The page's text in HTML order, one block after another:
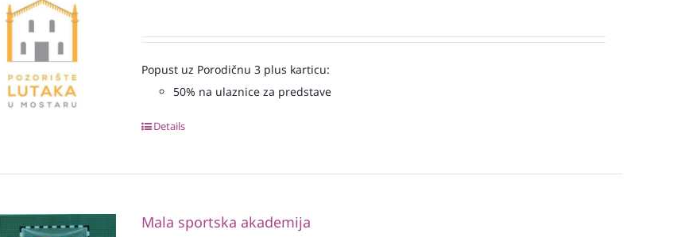
Popust uz Porodičnu 3 plus karticu:
50% na ulaznice za predstave
Details
Mala sportska akademija